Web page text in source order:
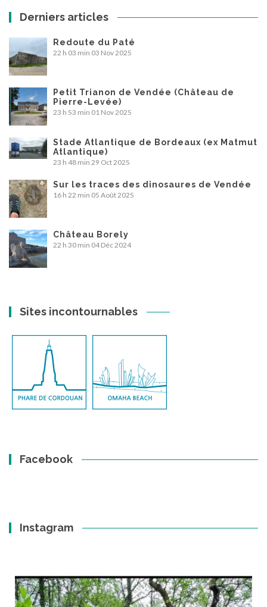
Derniers articles
Redoute du Paté
22 h 03 min 03 Nov 2025
Petit Trianon de Vendée (Château de
Pierre-Levée)
23 h 53 min 01 Nov 2025
Stade Atlantique de Bordeaux (ex Matmut
Atlantique)
23 h 48 min 29 Oct 2025
Sur les traces des dinosaures de Vendée
16 h 22 min 05 Août 2025
Château Borely
22 h 30 min 04 Déc 2024
Sites incontournables
Facebook
Instagram